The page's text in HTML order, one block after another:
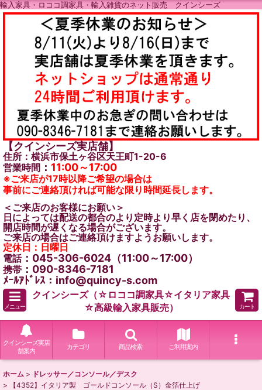
輸入家具・ロココ調家具・輸入雑貨のネット販売 クインシーズ
【クインシーズ実店舗】
住所：横浜市保土ヶ谷区天王町1-20-6
営業時間 ： 11:00～17:00
※ご来店が17時以降ご希望の場合は
事前にご連絡頂ければ可能な限り時間延長します。
＜ご来店のお客様にお願い＞
日によっては配送の都合のより定時より早く店を閉めたり、
開店時間が遅くなる場合がございます。
ご来店の場合はご連絡頂けますようお願いします。
定休日：日曜日
電話：045-306-6024（11:00～17:00）
携帯 ：090-8346-7181
ﾒｰﾙｱﾄﾞﾚｽ：info@quincy-s.com
メニュー
クインシーズ（☆ロココ調家具☆イタリア家具
☆高級輸入家具販売）
カート
クインシーズ実店
舗案内
カテゴリ 商品検索 ご利用案内
ホーム > ドレッサー／コンソール／デスク
>
【4352】イタリア製 ゴールドコンソール（S）金箔仕上げ